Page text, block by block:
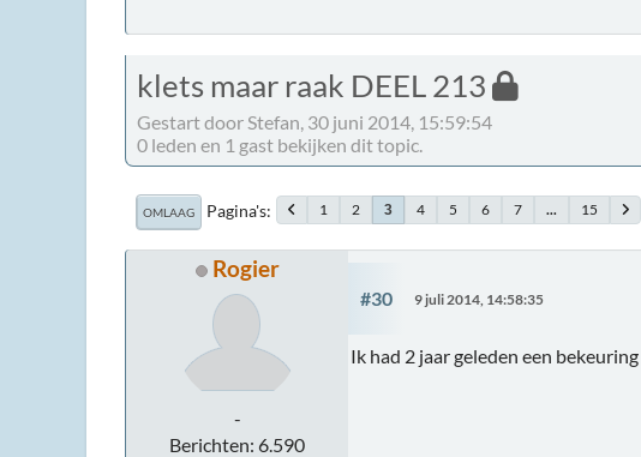
klets maar raak DEEL 213
Gestart door Stefan, 30 juni 2014, 15:59:54
0 leden en 1 gast bekijken dit topic.
OMLAAG Pagina's 1 2 3 4 5 6 7 ... 15
Rogier
-
Berichten: 6.590
#30 9 juli 2014, 14:58:35
Ik had 2 jaar geleden een